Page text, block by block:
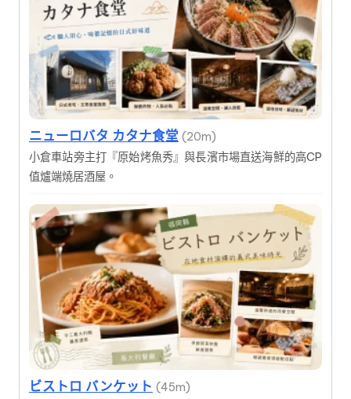
ニューロバタ カタナ食堂 (20m)
小倉車站旁主打『原始烤魚秀』與長濱市場直送海鮮的高CP
值爐端燒居酒屋。
ビストロ バンケット (45m)